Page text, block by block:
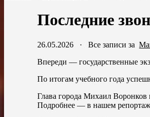
Последние
26.05.2026 ·Все записи за
Впереди — государственные
По итогам учебного года
Глава города Михаил Воронков
Подробнее — в нашем